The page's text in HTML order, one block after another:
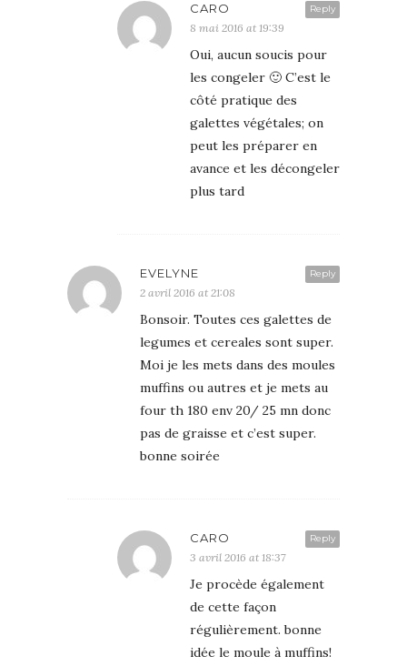
Reply
CARO
8 mai 2016 at 19:39
Oui, aucun soucis pour
les congeler 🙂 C’est le
côté pratique des
galettes végétales; on
peut les préparer en
avance et les décongeler
plus tard
Reply
EVELYNE
2 avril 2016 at 21:08
Bonsoir. Toutes ces galettes de
legumes et cereales sont super.
Moi je les mets dans des moules
muffins ou autres et je mets au
four th 180 env 20/ 25 mn donc
pas de graisse et c’est super.
bonne soirée
Reply
CARO
3 avril 2016 at 18:37
Je procède également
de cette façon
régulièrement. bonne
idée le moule à muffins!